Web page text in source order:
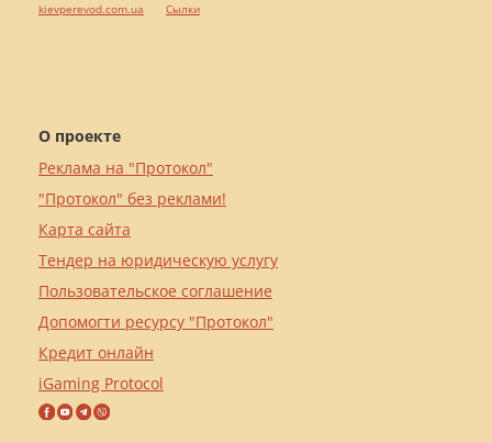
О проекте
Реклама на "Протокол"
"Протокол" без реклами!
Карта сайта
Тендер на юридическую услугу
Пользовательское соглашение
Допомогти ресурсу "Протокол"
Кредит онлайн
iGaming Protocol
kievperevod.com.ua
Cылки